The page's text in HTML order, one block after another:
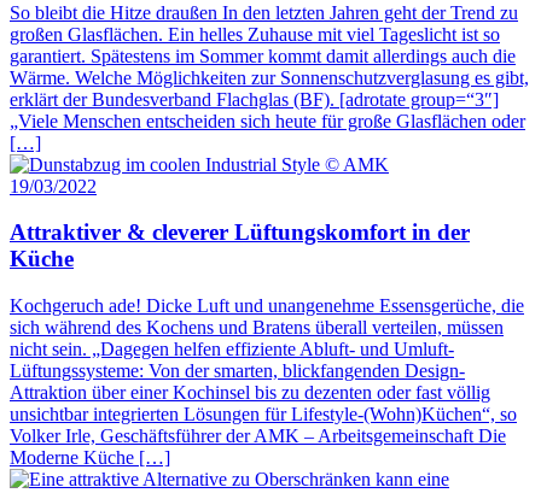
So bleibt die Hitze draußen In den letzten Jahren geht der Trend zu
großen Glasflächen. Ein helles Zuhause mit viel Tageslicht ist so
garantiert. Spätestens im Sommer kommt damit allerdings auch die
Wärme. Welche Möglichkeiten zur Sonnenschutzverglasung es gibt,
erklärt der Bundesverband Flachglas (BF). [adrotate group=“3″]
„Viele Menschen entscheiden sich heute für große Glasflächen oder
[…]
19/03/2022
Attraktiver & cleverer Lüftungskomfort in der
Küche
Kochgeruch ade! Dicke Luft und unangenehme Essensgerüche, die
sich während des Kochens und Bratens überall verteilen, müssen
nicht sein. „Dagegen helfen effiziente Abluft- und Umluft-
Lüftungssysteme: Von der smarten, blickfangenden Design-
Attraktion über einer Kochinsel bis zu dezenten oder fast völlig
unsichtbar integrierten Lösungen für Lifestyle-(Wohn)Küchen“, so
Volker Irle, Geschäftsführer der AMK – Arbeitsgemeinschaft Die
Moderne Küche […]